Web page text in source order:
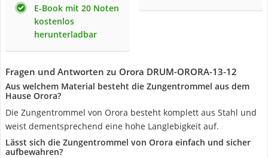
E-Book mit 20 Noten
kostenlos
herunterladbar
Fragen und Antworten zu Orora DRUM-ORORA-13-12
Aus welchem Material besteht die Zungentrommel aus dem
Hause Orora?
Die Zungentrommel von Orora besteht komplett aus Stahl und
weist dementsprechend eine hohe Langlebigkeit auf.
Lässt sich die Zungentrommel von Orora einfach und sicher
aufbewahren?